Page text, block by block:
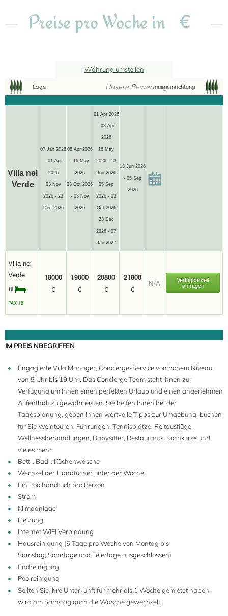
18
Preise pro Woche in €
Währung umstellen
Lage Unsere BewertungInneneinrichtung
Villa nel
Verde
07 Jan 2026
- 01 Apr
2026
03 Nov
2026 - 23
Dec 2026
08 Apr 2026
- 16 May
2026
03 Oct 2026
- 03 Nov
2026
01 Apr 2026
- 08 Apr
2026
16 May
2026 - 13
Jun 2026
05 Sep
2026 - 03
Oct 2026
23 Dec
2026 - 07
Jan 2027
13 Jun 2026
- 05 Sep
2026
Villa nel
Verde
18
PAX 18
18000
€
19000
€
20800
€
21800
€
N/A Verfügbarkeit
anfragen
IM PREIS NBEGRIFFEN
Engagierte Villa Manager, Concierge-Service von hohem Niveau
von 9 Uhr bis 19 Uhr. Das Concierge Team steht Ihnen zur
Verfügung um Ihnen einen perfekten Urlaub und einen angenehmen
Aufenthalt zu gewährleisten. Sie helfen Ihnen bei der
Tagesplanung, geben Ihnen wertvolle Tipps zur Umgebung, buchen
für Sie Weintouren, Führungen, Tennisplätze, Reitausflüge,
Wellnessbehandlungen, Babysitter, Restaurants, Kochkurse und
vieles mehr.
Bett-, Bad-, Küchenwäsche
Wechsel der Handtücher unter der Woche
Ein Poolhandtuch pro Person
Strom
Klimaanlage
Heizung
Internet WIFI Verbindung
Hausreinigung (6 Tage pro Woche von Montag bis
Samstag, Sonntage und Feiertage ausgeschlossen)
Endreinigung
Poolreinigung
Sollten Sie Ihre Unterkunft für mehr als 1 Woche gemietet haben,
wird am Samstag auch die Wäsche gewechselt.